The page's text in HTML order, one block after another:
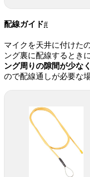
配線ガイド#
マイクを天井に付けた
ング裏に配線するとき
ング周りの隙間が少な
ので配線通しが必要な